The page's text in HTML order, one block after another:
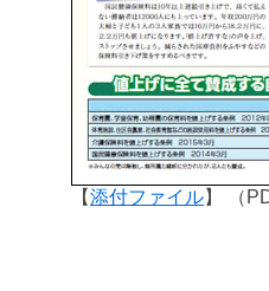
【添付ファイル】 （